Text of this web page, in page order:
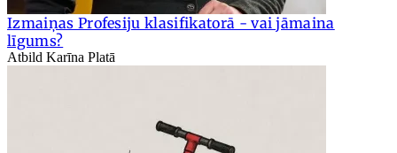
Izmaiņas Profesiju klasifikatorā - vai jāmaina
līgums?
Atbild Karīna Platā